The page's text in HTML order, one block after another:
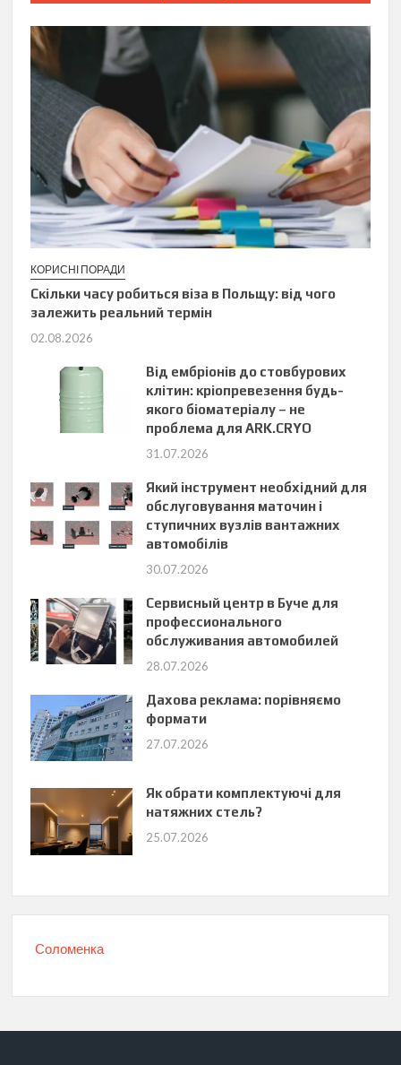
КОРИСНІ ПОРАДИ
Скільки часу робиться віза в Польщу: від чого
залежить реальний термін
02.08.2026
Від ембріонів до стовбурових
клітин: кріопревезення будь-
якого біоматеріалу – не
проблема для ARK.CRYO
31.07.2026
Який інструмент необхідний для
обслуговування маточин і
ступичних вузлів вантажних
автомобілів
30.07.2026
Сервисный центр в Буче для
профессионального
обслуживания автомобилей
28.07.2026
Дахова реклама: порівняємо
формати
27.07.2026
Як обрати комплектуючі для
натяжних стель?
25.07.2026
Соломенка